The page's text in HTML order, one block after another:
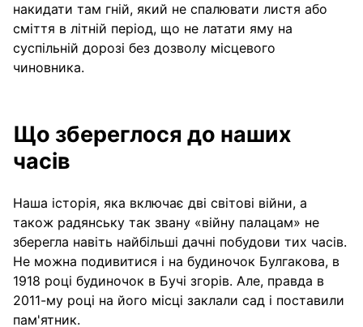
накидати там гній, який не спалювати листя або
сміття в літній період, що не латати яму на
суспільній дорозі без дозволу місцевого
чиновника.
Що збереглося до наших
часів
Наша історія, яка включає дві світові війни, а
також радянську так звану «війну палацам» не
зберегла навіть найбільші дачні побудови тих часів.
Не можна подивитися і на будиночок Булгакова, в
1918 році будиночок в Бучі згорів. Але, правда в
2011-му році на його місці заклали сад і поставили
пам'ятник.